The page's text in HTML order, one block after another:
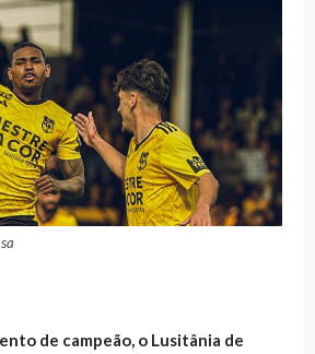
de campeão, o Lusitânia de